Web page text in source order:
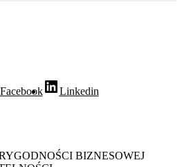
Facebook Linkedin
BIZNESOWEJ